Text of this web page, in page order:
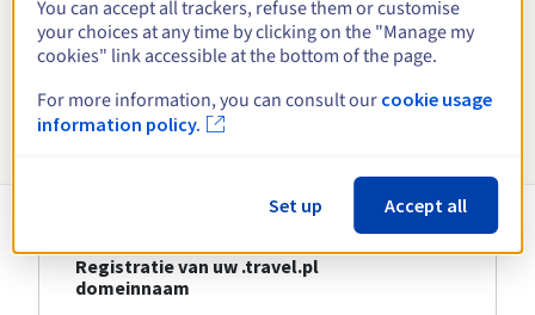
Bekijk alle extensies
Informatie over .travel.pl
Registratie van uw .travel.pl
domeinnaam
You can accept all trackers, refuse them or customise
your choices at any time by clicking on the "Manage my
cookies" link accessible at the bottom of the page.
For more information, you can consult our cookie usage
information policy.
Set up Accept all